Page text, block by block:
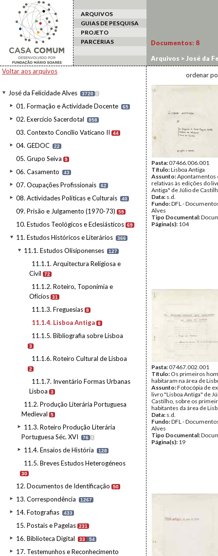
ARQUIVOS
GUIAS DE PESQUISA
PROJETO
PARCERIAS
Voltar aos arquivos
José da Felicidade Alves 3720 I
01. Formação e Actividade Docente 65
02. Exercício Sacerdotal 858
03. Contexto Concílio Vaticano II 44
04. GEDOC 22
05. Grupo Seiva 9
06. Casamento 43
07. Ocupações Profissionais 62
08. Actividades Políticas e Culturais 40
09. Prisão e Julgamento (1970-73) 59
10. Estudos Teológicos e Eclesiásticos 69
11. Estudos Históricos e Literários 366
11.1. Estudos Olisiponenses 127
11.1.1. Arquitectura Religiosa e
Civil
72
11.1.2. Roteiro, Toponímia e
Ofícios 31
11.1.3. Freguesias 8
11.1.4. Lisboa Antiga 8
11.1.5. Bibliografia sobre Lisboa
3
11.1.6. Roteiro Cultural de Lisboa
2
11.1.7. Inventário Formas Urbanas
Lisboa
3
11.2. Produção Literária Portuguesa
Medieval
5
11.3. Roteiro Produção Literária
Portuguesa Séc. XVI
76 I
11.4. Ensaios de História 128
11.5. Breves Estudos Heterogéneos
30
12. Documentos de Identificação 50
13. Correspondência 1267
14. Fotografias 433
15. Postais e Pagelas 231
16. Biblioteca Digital 33 54
17. Testemunhos e Reconhecimento
Documentos: 8
Arquivos > José da
11.1.4. Lisboa Antiga
ordenar
Pasta:07466.006.001
Título:Lisboa Antiga
Assunto:Apontamentos
relativas às edições do
Antiga" de Júlio de
Data: s.d.
Fundo:DFL -
Alves
Tipo Documental:
Página(s): 104
Pasta:07467.002.001
Título: Os primeiros
habitaram na área de
Assunto:Fotocópia de
livro "Lisboa Antiga" de
Castilho, sobre os
habitantes da área de
Data: s.d.
Fundo:DFL -
Alves
Tipo Documental:
Página(s): 19